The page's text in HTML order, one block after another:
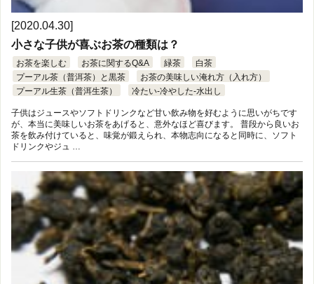
[2020.04.30]
小さな子供が喜ぶお茶の種類は？
お茶を楽しむ お茶に関するQ&A 緑茶
白茶
プーアル茶（普洱茶）と黒茶
お茶の美味しい淹れ方（入れ方）
プーアル生茶（普洱生茶）
冷たい-冷やした-水出し
子供はジュースやソフトドリンクなど甘い飲み物を好むように思いがちです
が、本当に美味しいお茶をあげると、意外なほど喜びます。 普段から良いお
茶を飲み付けていると、味覚が鍛えられ、本物志向になると同時に、ソフト
ドリンクやジュ …